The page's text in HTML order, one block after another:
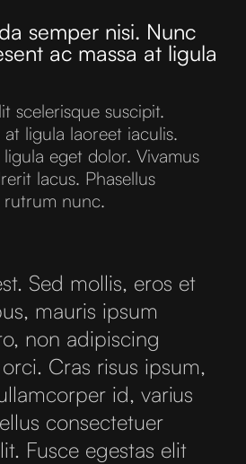
semper nisi. Nunc
ac massa at ligula
scelerisque suscipit.
ligula laoreet iaculis.
eget dolor. Vivamus
lacus. Phasellus
rutrum nunc.
Sed mollis, eros et
mauris ipsum
non adipiscing
Cras risus ipsum,
id, varius
consectetuer
Fusce egestas elit